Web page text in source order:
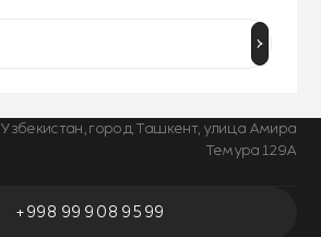
Узбекистан, город Ташкент, улица Амира
Темура 129А
+998 99 908 95 99